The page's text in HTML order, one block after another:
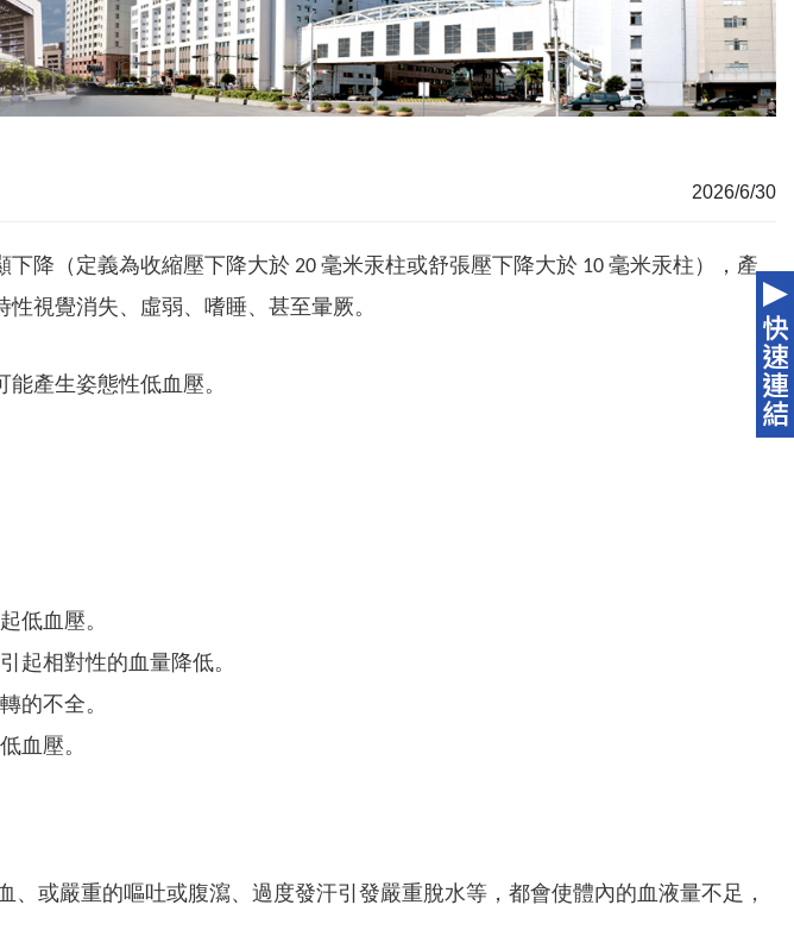
2026/6/30
降（定義為收縮壓下降大於 20 毫米汞柱或舒張壓下降大於 10 毫米汞柱），產
視覺消失、虛弱、嗜睡、甚至暈厥。
能產生姿態性低血壓。
低血壓。
起相對性的血量降低。
的不全。
血壓。
、或嚴重的嘔吐或腹瀉、過度發汗引發嚴重脫水等，都會使體內的血液量不足，